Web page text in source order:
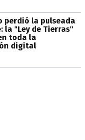
perdió la pulseada
la "Ley de Tierras"
toda la
digital